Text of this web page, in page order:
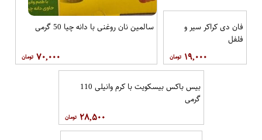
فان دی کراکر سیر و
فلفل
۱۹,۰۰۰
سالمین نان روغنی با دانه چیا 50 گرمی
۷۰,۰۰۰
بیس باکس بیسکویت با کرم وانیلی 110
گرمی
۲۸,۵۰۰